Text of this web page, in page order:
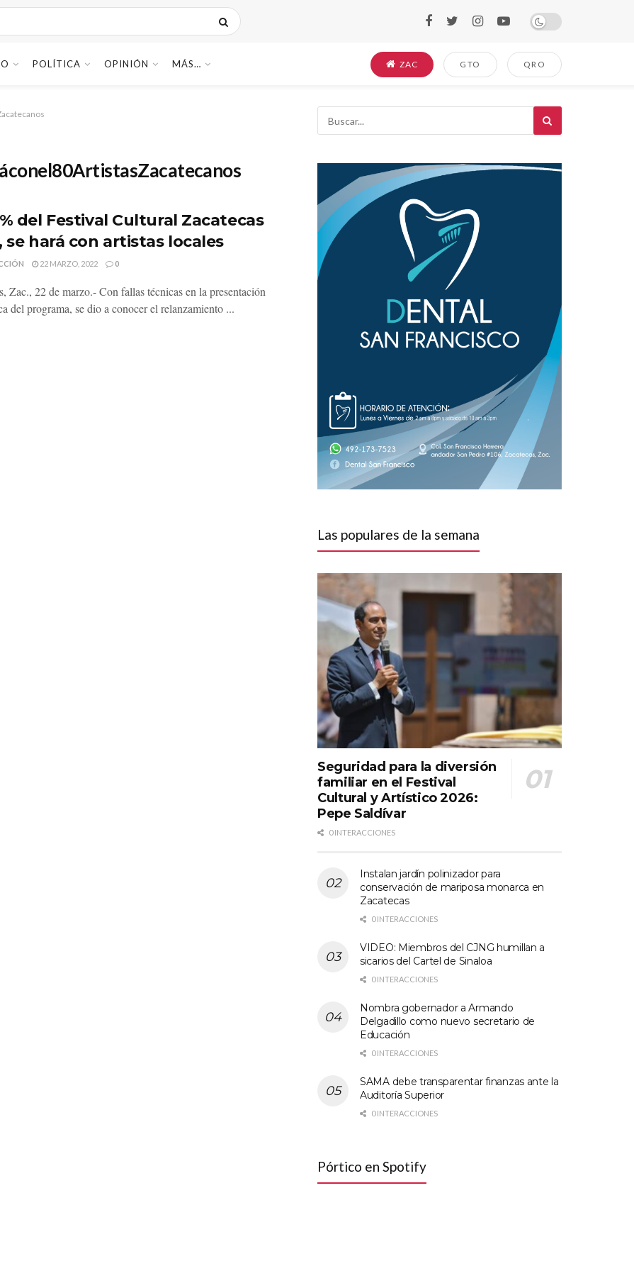
POLÍTICA OPINIÓN MÁS… ZAC GTO QRO
del Festival Cultural Zacatecas
se hará con artistas locales
22 MARZO, 2022 0
Zac., 22 de marzo.- Con fallas técnicas en la presentación
del programa, se dio a conocer el relanzamiento ...
Las populares de la semana
Seguridad para la diversión
familiar en el Festival
Cultural y Artístico 2026:
Pepe Saldívar
0 INTERACCIONES
Instalan jardín polinizador para
conservación de mariposa monarca en
Zacatecas
0 INTERACCIONES
VIDEO: Miembros del CJNG humillan a
sicarios del Cartel de Sinaloa
0 INTERACCIONES
Nombra gobernador a Armando
Delgadillo como nuevo secretario de
Educación
0 INTERACCIONES
SAMA debe transparentar finanzas ante la
Auditoría Superior
0 INTERACCIONES
Pórtico en Spotify